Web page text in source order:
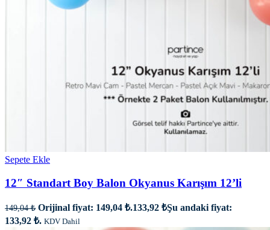
Sepete Ekle
12″ Standart Boy Balon Okyanus Karışım 12’li
149,04₺ Orijinal fiyat: 149,04 ₺.133,92 ₺Şu andaki fiyat:
133,92 ₺. KDV Dahil